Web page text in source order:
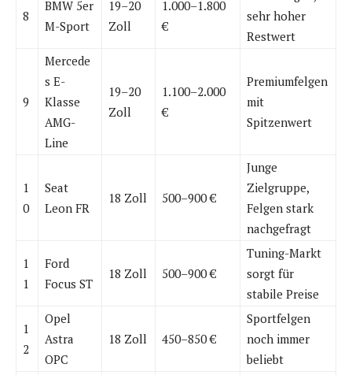
8
BMW 5er
M-Sport
19–20
Zoll
1.000–1.800
€
sehr hoher
Restwert
9
Mercede
s E-
Klasse
AMG-
Line
19–20
Zoll
1.100–2.000
€
Premiumfelgen
mit
Spitzenwert
1
0
Seat
Leon FR
18 Zoll 500–900 €
Junge
Zielgruppe,
Felgen stark
nachgefragt
1
1
Ford
Focus ST
18 Zoll 500–900 €
Tuning-Markt
sorgt für
stabile Preise
1
2
Opel
Astra
OPC
18 Zoll 450–850 €
Sportfelgen
noch immer
beliebt